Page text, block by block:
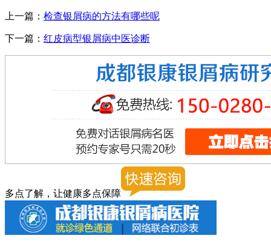
上一篇： 检查银屑病的方法有哪些呢
下一篇： 红皮病型银屑病中医诊断
多点了解，让健康多点保障